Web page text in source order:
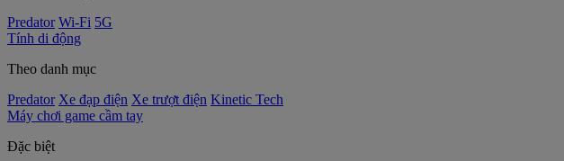
Predator Wi-Fi 5G
Tính di động
Theo danh mục
Predator Xe đạp điện Xe trượt điện Kinetic Tech
Máy chơi game cầm tay
Đặc biệt